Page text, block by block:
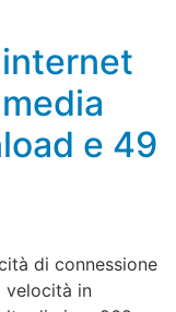
e 49
di connessione
velocità in